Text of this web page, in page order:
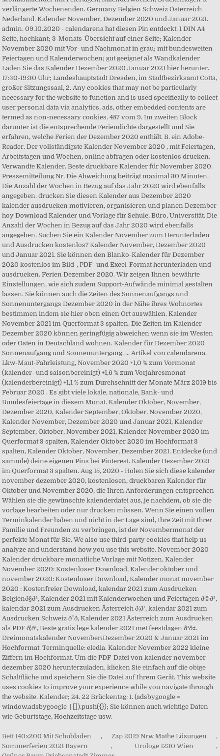
Bett 140x200 Mit Schubladen , Zap 2019 Nrw Mathe Lösungen
,
Sommerferien 2021 Bayern
, Urologe 1230 Wien
,